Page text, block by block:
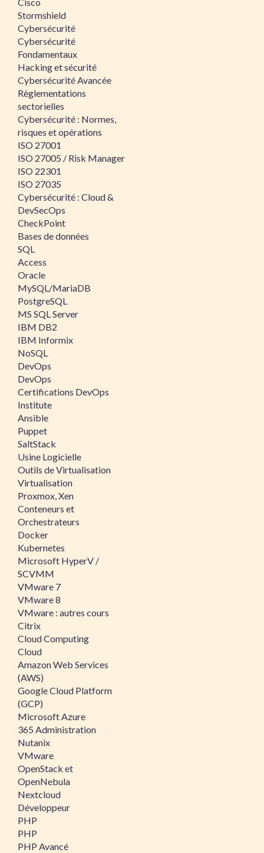
Stormshield
Cybersécurité
Cybersécurité
Fondamentaux
Hacking et sécurité
Cybersécurité Avancée
Règlementations
sectorielles
Cybersécurité : Normes,
risques et opérations
ISO 27001
ISO 27005 / Risk Manager
ISO 22301
ISO 27035
Cybersécurité : Cloud &
DevSecOps
CheckPoint
Bases de données
SQL
Access
Oracle
MySQL/MariaDB
PostgreSQL
MS SQL Server
IBM DB2
IBM Informix
NoSQL
DevOps
DevOps
Certifications DevOps
Institute
Ansible
Puppet
SaltStack
Usine Logicielle
Outils de Virtualisation
Virtualisation
Proxmox, Xen
Conteneurs et
Orchestrateurs
Docker
Kubernetes
Microsoft HyperV /
SCVMM
VMware 7
VMware 8
VMware : autres cours
Citrix
Cloud Computing
Cloud
Amazon Web Services
(AWS)
Google Cloud Platform
(GCP)
Microsoft Azure
365 Administration
Nutanix
VMware
OpenStack et
OpenNebula
Nextcloud
Développeur
PHP
PHP
PHP Avancé